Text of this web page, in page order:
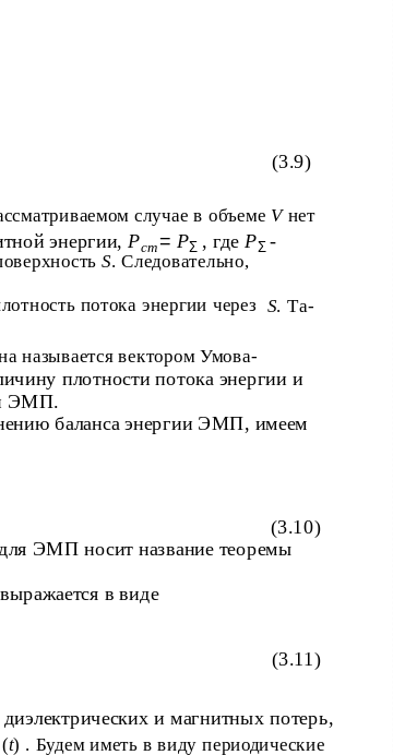
(3.9)
случае в объеме V нет
энергии, Pcm= PΣ, где PΣ-
S. Следовательно,
потока энергии через S. Та-
называется вектором Умова-
плотности потока энергии и
ЭМП.
баланса энергии ЭМП, имеем
(3.10)
ЭМП носит название теоремы
в виде
(3.11)
и магнитных потерь,
(t) . Будем иметь в виду периодические